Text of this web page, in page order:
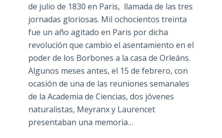
de julio de 1830 en Paris, llamada de las tres
jornadas gloriosas. Mil ochocientos treinta
fue un año agitado en Paris por dicha
revolución que cambio el asentamiento en el
poder de los Borbones a la casa de Orleáns.
Algunos meses antes, el 15 de febrero, con
ocasión de una de las reuniones semanales
de la Academia de Ciencias, dos jóvenes
naturalistas, Meyranx y Laurencet
presentaban una memoria…